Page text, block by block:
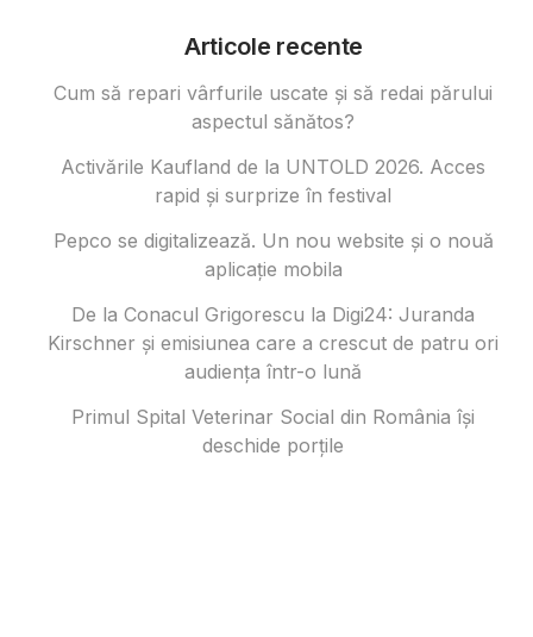
Articole recente
Cum să repari vârfurile uscate și să redai părului
aspectul sănătos?
Activările Kaufland de la UNTOLD 2026. Acces
rapid și surprize în festival
Pepco se digitalizează. Un nou website și o nouă
aplicație mobila
De la Conacul Grigorescu la Digi24: Juranda
Kirschner și emisiunea care a crescut de patru ori
audiența într-o lună
Primul Spital Veterinar Social din România își
deschide porțile